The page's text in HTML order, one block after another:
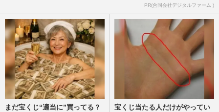
PR(合同会社デジタルファーム )
まだ宝くじ“適当に”買ってる？
宝くじ当たる人だけがやってい